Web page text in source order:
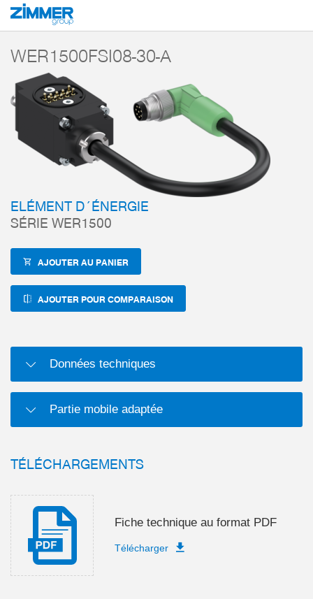
Démarrage Produits
WER1500FSI08-30-A
ELÉMENT D´ÉNERGIE
SÉRIE WER1500
AJOUTER AU PANIER
AJOUTER POUR COMPARAISON
Données techniques
Partie mobile adaptée
TÉLÉCHARGEMENTS
Fiche technique au format PDF
Télécharger